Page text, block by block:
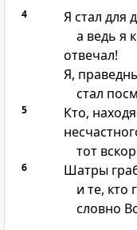
4
Я стал для
а ведь я
отвечал!
Я,
стал
5
Кто,
тот
6
Шатры
и те, кто
словно